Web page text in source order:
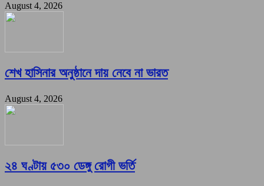
August 4, 2026
শেখ হাসিনার অনুষ্ঠানে দায় নেবে না ভারত
August 4, 2026
২৪ ঘণ্টায় ৫৩০ ডেঙ্গু রোগী ভর্তি